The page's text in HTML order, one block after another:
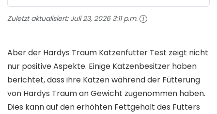
Zuletzt aktualisiert: Juli 23, 2026 3:11 p.m.
Aber der Hardys Traum Katzenfutter Test zeigt nicht
nur positive Aspekte. Einige Katzenbesitzer haben
berichtet, dass ihre Katzen während der Fütterung
von Hardys Traum an Gewicht zugenommen haben.
Dies kann auf den erhöhten Fettgehalt des Futters